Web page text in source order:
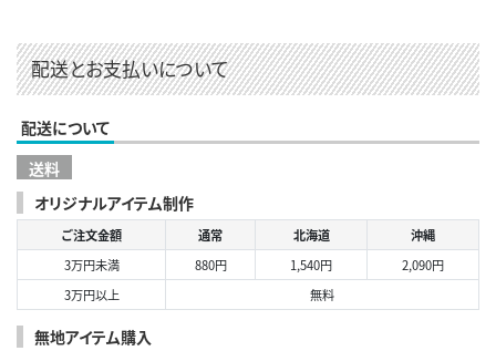
配送とお支払いについて
配送について
送料
オリジナルアイテム制作
ご注文金額 通常 北海道
沖縄
3万円未満
880円 1,540円
2,090円
3万円以上
無料
無地アイテム購入